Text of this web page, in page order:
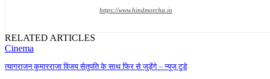
https://www.hindmorcha.in
RELATED ARTICLES
Cinema
त्यागराजन कुमारराजा विजय सेतुपति के साथ फिर से जुड़ेंगे – न्यूज टुडे